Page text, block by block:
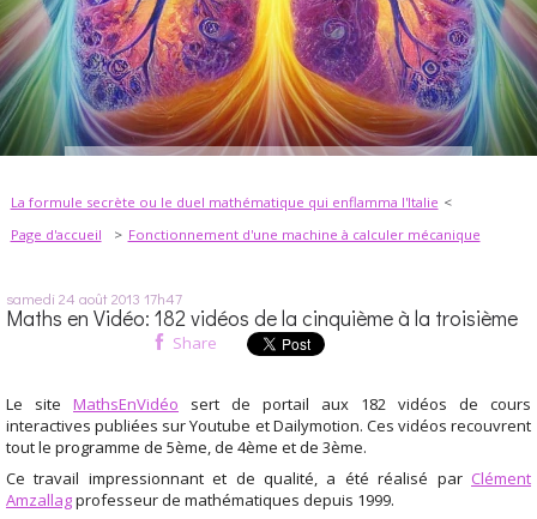
La formule secrète ou le duel mathématique qui enflamma l'Italie
Page d'accueil
Fonctionnement d'une machine à calculer mécanique
samedi 24 août 2013 17h47
Maths en Vidéo: 182 vidéos de la cinquième à la troisième
Share
Le site MathsEnVidéo
sert de portail aux 182 vidéos de cours
interactives publiées sur Youtube et Dailymotion. Ces vidéos recouvrent
tout le programme de 5ème, de 4ème et de 3ème.
Ce travail impressionnant et de qualité, a été réalisé par Clément
Amzallagprofesseur de mathématiques depuis 1999.